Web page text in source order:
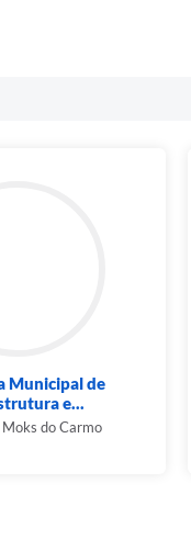
Municipal de
e...
do Carmo